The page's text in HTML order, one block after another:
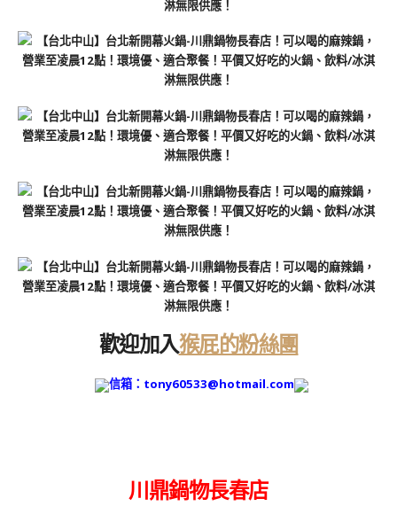
歡迎加入猴屁的粉絲團
信箱：tony60533@hotmail.com
川鼎鍋物長春店